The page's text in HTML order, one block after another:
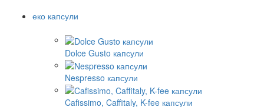
еко капсули